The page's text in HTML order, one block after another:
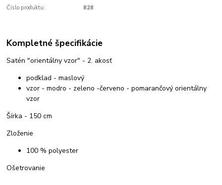
Číslo produktu: 828
Kompletné špecifikácie
Satén "orientálny vzor" - 2. akosť
podklad - maslový
vzor - modro - zeleno -červeno - pomarančový orientálny
vzor
Šírka - 150 cm
Zloženie
100 % polyester
Ošetrovanie